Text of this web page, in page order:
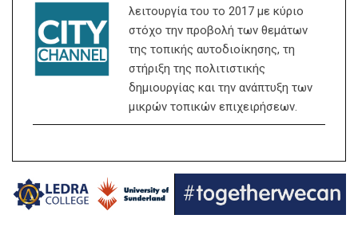
λειτουργία του το 2017 με κύριο
στόχο την προβολή των θεμάτων
της τοπικής αυτοδιοίκησης, τη
στήριξη της πολιτιστικής
δημιουργίας και την ανάπτυξη των
μικρών τοπικών επιχειρήσεων.